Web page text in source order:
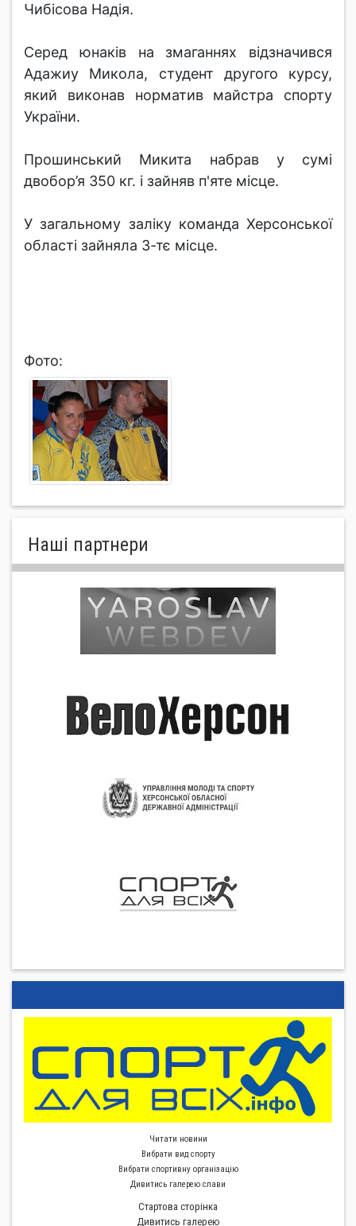
Чибісова Надія.
Серед юнаків на змаганнях відзначився
Адажиу Микола, студент другого курсу,
який виконав норматив майстра спорту
України.
Прошинський Микита набрав у сумі
двобор’я 350 кг. і зайняв п'яте місце.
У загальному заліку команда Херсонської
області зайняла 3-тє місце.
Фото:
Нашi партнери
Читати новини
Вибрати вид спорту
Вибрати спортивну органiзацiю
Дивитись галерею слави
Стартова сторiнка
Дивитись галерею